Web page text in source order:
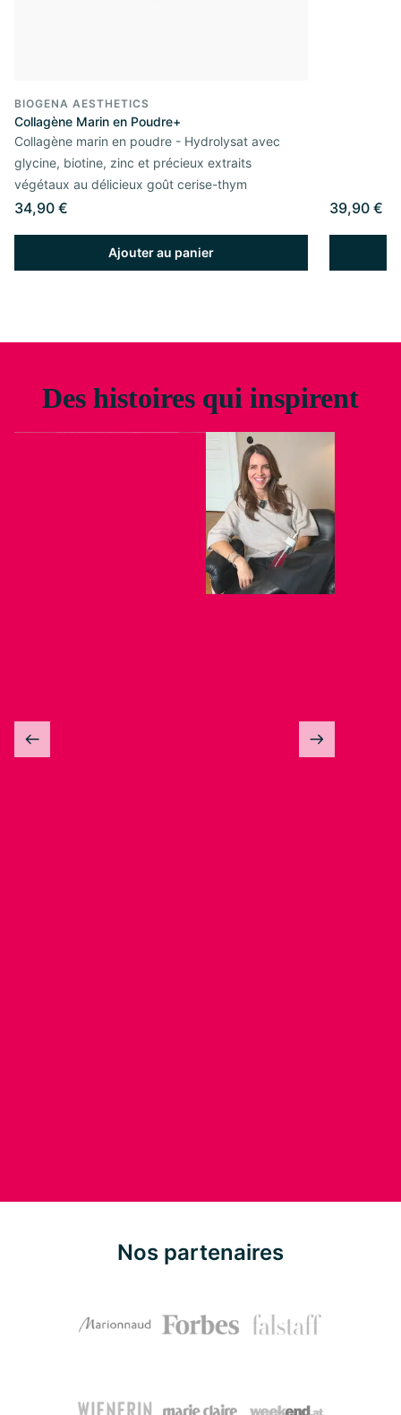
BIOGENA AESTHETICS
Collagène Marin en Poudre+
Collagène marin en poudre - Hydrolysat avec
glycine, biotine, zinc et précieux extraits
végétaux au délicieux goût cerise-thym
34,90 €
Ajouter au panier
39,90 €
Des histoires qui inspirent
Nos partenaires